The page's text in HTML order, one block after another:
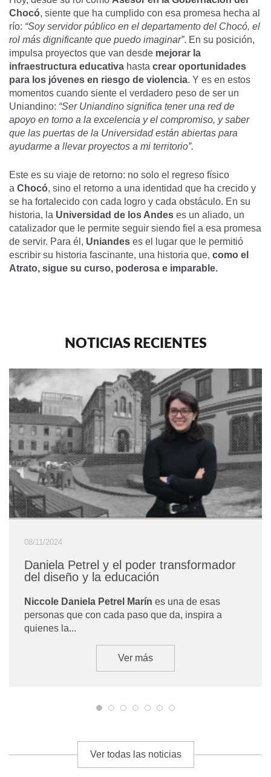
Chocó, siente que ha cumplido con esa promesa hecha al
río: “Soy servidor público en el departamento del Chocó, el
rol más dignificante que puedo imaginar”. En su posición,
impulsa proyectos que van desde mejorar la
infraestructura educativa hasta crear oportunidades
para los jóvenes en riesgo de violencia. Y es en estos
momentos cuando siente el verdadero peso de ser un
Uniandino: “Ser Uniandino significa tener una red de
apoyo en torno a la excelencia y el compromiso, y saber
que las puertas de la Universidad están abiertas para
ayudarme a llevar proyectos a mi territorio”.
Este es su viaje de retorno: no solo el regreso físico
a Chocó, sino el retorno a una identidad que ha crecido y
se ha fortalecido con cada logro y cada obstáculo. En su
historia, la Universidad de los Andes es un aliado, un
catalizador que le permite seguir siendo fiel a esa promesa
de servir. Para él, Uniandes es el lugar que le permitió
escribir su historia fascinante, una historia que, como el
Atrato, sigue su curso, poderosa e imparable.
NOTICIAS RECIENTES
08/11/2024
Daniela Petrel y el poder transformador
del diseño y la educación
Niccole Daniela Petrel Marín es una de esas
personas que con cada paso que da, inspira a
quienes la...
Ver más
Ver todas las noticias